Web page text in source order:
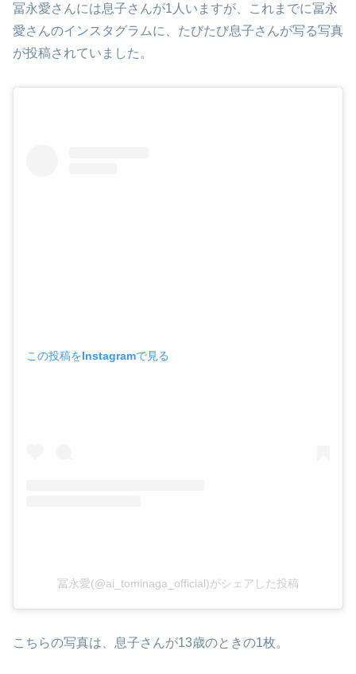
冨永愛さんには息子さんが1人いますが、これまでに冨永
愛さんのインスタグラムに、たびたび息子さんが写る写真
が投稿されていました。
この投稿をInstagramで見る
冨永愛(@ai_tominaga_official)がシェアした投稿
こちらの写真は、息子さんが13歳のときの1枚。